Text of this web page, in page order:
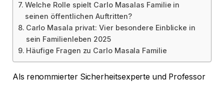
Welche Rolle spielt Carlo Masalas Familie in
seinen öffentlichen Auftritten?
Carlo Masala privat: Vier besondere Einblicke in
sein Familienleben 2025
Häufige Fragen zu Carlo Masala Familie
Als renommierter Sicherheitsexperte und Professor